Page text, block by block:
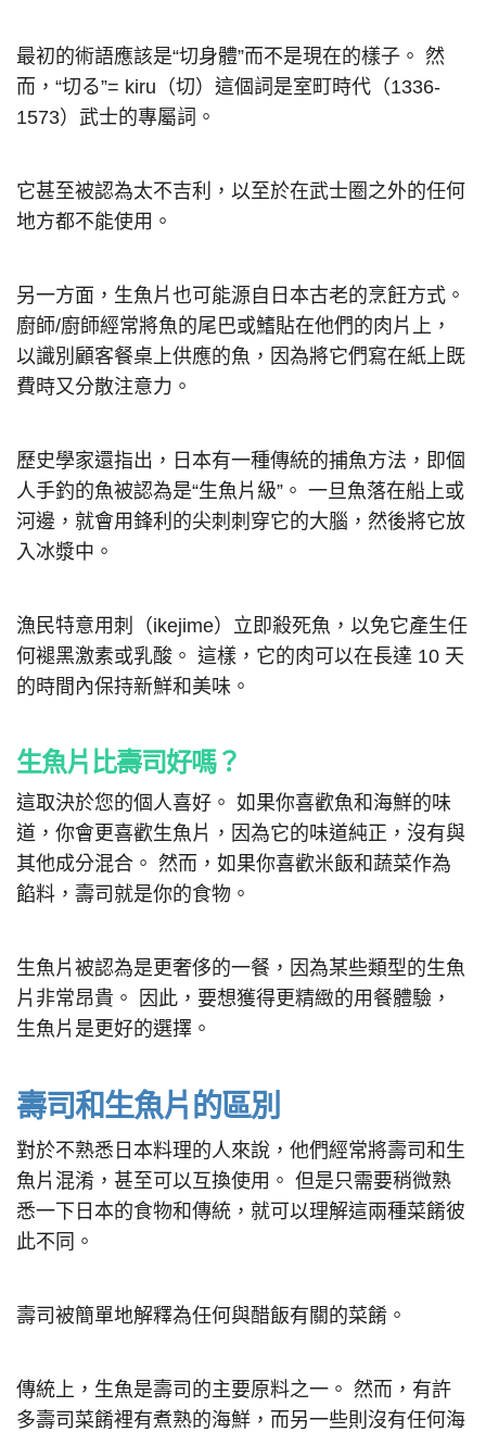
最初的術語應該是“切身體”而不是現在的樣子。 然
而，“切る”= kiru（切）這個詞是室町時代（1336-
1573）武士的專屬詞。
它甚至被認為太不吉利，以至於在武士圈之外的任何
地方都不能使用。
另一方面，生魚片也可能源自日本古老的烹飪方式。
廚師/廚師經常將魚的尾巴或鰭貼在他們的肉片上，
以識別顧客餐桌上供應的魚，因為將它們寫在紙上既
費時又分散注意力。
歷史學家還指出，日本有一種傳統的捕魚方法，即個
人手釣的魚被認為是“生魚片級”。 一旦魚落在船上或
河邊，就會用鋒利的尖刺刺穿它的大腦，然後將它放
入冰漿中。
漁民特意用刺（ikejime）立即殺死魚，以免它產生任
何褪黑激素或乳酸。 這樣，它的肉可以在長達 10 天
的時間內保持新鮮和美味。
生魚片比壽司好嗎？
這取決於您的個人喜好。 如果你喜歡魚和海鮮的味
道，你會更喜歡生魚片，因為它的味道純正，沒有與
其他成分混合。 然而，如果你喜歡米飯和蔬菜作為
餡料，壽司就是你的食物。
生魚片被認為是更奢侈的一餐，因為某些類型的生魚
片非常昂貴。 因此，要想獲得更精緻的用餐體驗，
生魚片是更好的選擇。
壽司和生魚片的區別
對於不熟悉日本料理的人來說，他們經常將壽司和生
魚片混淆，甚至可以互換使用。 但是只需要稍微熟
悉一下日本的食物和傳統，就可以理解這兩種菜餚彼
此不同。
壽司被簡單地解釋為任何與醋飯有關的菜餚。
傳統上，生魚是壽司的主要原料之一。 然而，有許
多壽司菜餚裡有煮熟的海鮮，而另一些則沒有任何海